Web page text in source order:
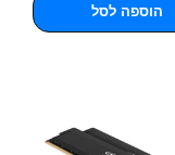
הוספה לסל